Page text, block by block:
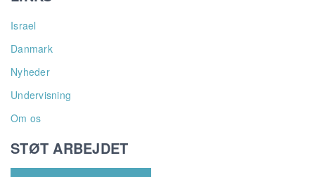
Israel
Danmark
Nyheder
Undervisning
Om os
STØT ARBEJDET